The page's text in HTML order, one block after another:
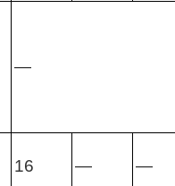
—
16 — —